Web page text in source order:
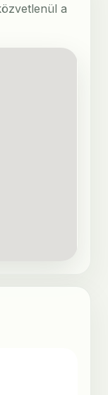
a